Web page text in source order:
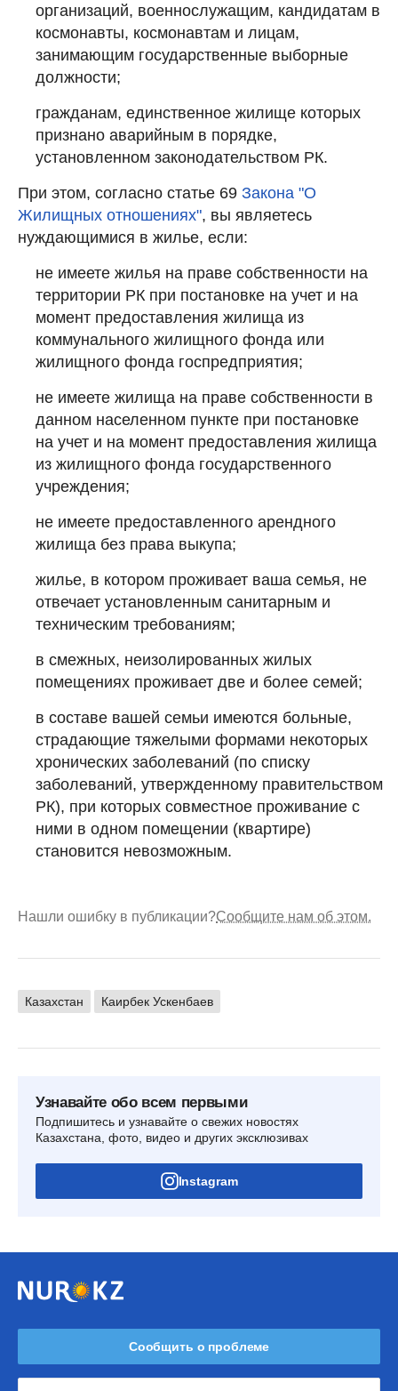
организаций, военнослужащим, кандидатам в
космонавты, космонавтам и лицам,
занимающим государственные выборные
должности;
гражданам, единственное жилище которых
признано аварийным в порядке,
установленном законодательством РК.
При этом, согласно статье 69 Закона "О
Жилищных отношениях", вы являетесь
нуждающимися в жилье, если:
не имеете жилья на праве собственности на
территории РК при постановке на учет и на
момент предоставления жилища из
коммунального жилищного фонда или
жилищного фонда госпредприятия;
не имеете жилища на праве собственности в
данном населенном пункте при постановке
на учет и на момент предоставления жилища
из жилищного фонда государственного
учреждения;
не имеете предоставленного арендного
жилища без права выкупа;
жилье, в котором проживает ваша семья, не
отвечает установленным санитарным и
техническим требованиям;
в смежных, неизолированных жилых
помещениях проживает две и более семей;
в составе вашей семьи имеются больные,
страдающие тяжелыми формами некоторых
хронических заболеваний (по списку
заболеваний, утвержденному правительством
РК), при которых совместное проживание с
ними в одном помещении (квартире)
становится невозможным.
Нашли ошибку в публикации?Сообщите нам об этом.
Казахстан Каирбек Ускенбаев
Узнавайте обо всем первыми
Подпишитесь и узнавайте о свежих новостях
Казахстана, фото, видео и других эксклюзивах
Instagram
Сообщить о проблеме